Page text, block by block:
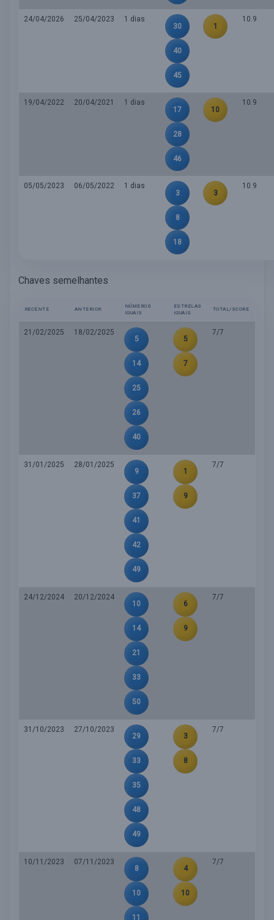
24/04/2026 25/04/2023
1 dias
30
40
45
1
10.9
19/04/2022 20/04/2021
1 dias
17
28
46
10
10.9
05/05/2023 06/05/2022
1 dias
3
8
18
3
10.9
Chaves semelhantes
RECENTE ANTERIOR
NÚMEROS
IGUAIS
ESTRELAS
IGUAIS
TOTAL/SCORE
21/02/2025
18/02/2025
5
14
25
26
40
5
7
7/7
31/01/2025
28/01/2025
9
37
41
42
49
1
9
7/7
24/12/2024
20/12/2024
10
14
21
33
50
6
9
7/7
31/10/2023
27/10/2023
29
33
35
48
49
3
8
7/7
10/11/2023
07/11/2023
8
10
11
4
10
7/7